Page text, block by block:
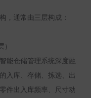
，通常由三层构成：
能仓储管理系统深度融
入库、存储、拣选、出
件出入库频率、尺寸动